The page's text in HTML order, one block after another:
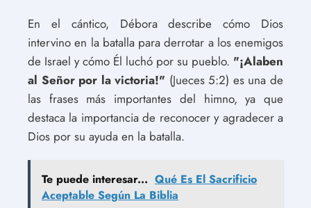
En el cántico, Débora describe cómo Dios
intervino en la batalla para derrotar a los enemigos
de Israel y cómo Él luchó por su pueblo. "¡Alaben
al Señor por la victoria!" (Jueces 5:2) es una de
las frases más importantes del himno, ya que
destaca la importancia de reconocer y agradecer a
Dios por su ayuda en la batalla.
Te puede interesar... Qué Es El Sacrificio
Aceptable Según La Biblia